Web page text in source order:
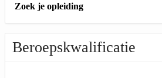
Zoek je opleiding
Beroepskwalificatie